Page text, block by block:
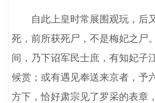
自此上皇时常展围观玩，后又
死，前所获死尸，不是梅妃之尸
间，乃下诏军民士庶，有知妃子
候赏；或有遇见奉送来京者，予
方下，恰好肃宗见了罗采的表章